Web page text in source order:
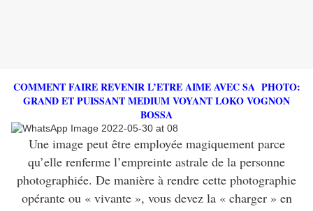
COMMENT FAIRE REVENIR L’ETRE AIME AVEC SA PHOTO:
GRAND ET PUISSANT MEDIUM VOYANT LOKO VOGNON
BOSSA
Une image peut être employée magiquement parce
qu’elle renferme l’empreinte astrale de la personne
photographiée. De manière à rendre cette photographie
opérante ou « vivante », vous devez la « charger » en